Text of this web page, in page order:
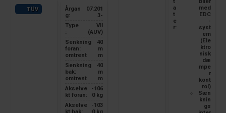
TÜV
Årgan
g:
07.201
3-
Type
:
VII
(AUV)
Senkning
foran:
omtrent
40
m
m
Senkning
bak:
omtrent
40
m
m
Akselve
kt foran:
-106
0 kg
Akselve
kt bak:
-103
0 kg
t
a
t
e
r:
biler
med
EDC
-
syst
em
(Ele
ktro
nisk
dæ
mpe
r
kont
rol)
Sæn
knin
gs